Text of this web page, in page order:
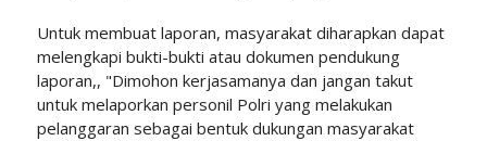
Untuk membuat laporan, masyarakat diharapkan dapat
melengkapi bukti-bukti atau dokumen pendukung
laporan,, "Dimohon kerjasamanya dan jangan takut
untuk melaporkan personil Polri yang melakukan
pelanggaran sebagai bentuk dukungan masyarakat